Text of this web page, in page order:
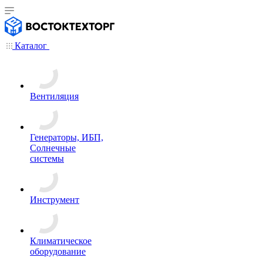
Каталог
Вентиляция
Генераторы, ИБП,
Солнечные
системы
Инструмент
Климатическое
оборудование